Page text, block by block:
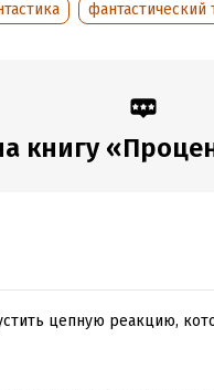
2023
Время
фантастический
книгу
цепную реакцию,